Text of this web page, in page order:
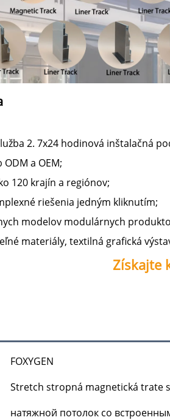
2. 7x24 hodinová inštalačná
a OEM;
120 krajín a regiónov;
riešenia jedným kliknutím;
modelov modulárnych
materiály, textilná grafická
Získajte
FOXYGEN
Stretch stropná magnetická trate
натяжной потолок со